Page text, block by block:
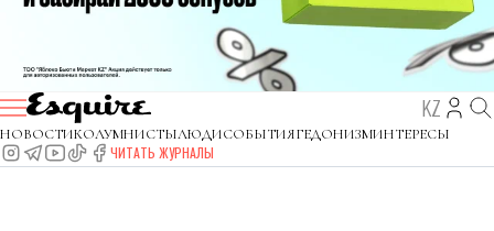
KZ
НОВОСТИКОЛУМНИСТЫЛЮДИСОБЫТИЯГЕДОНИЗМИНТЕРЕСЫ
ЧИТАТЬ ЖУРНАЛЫ